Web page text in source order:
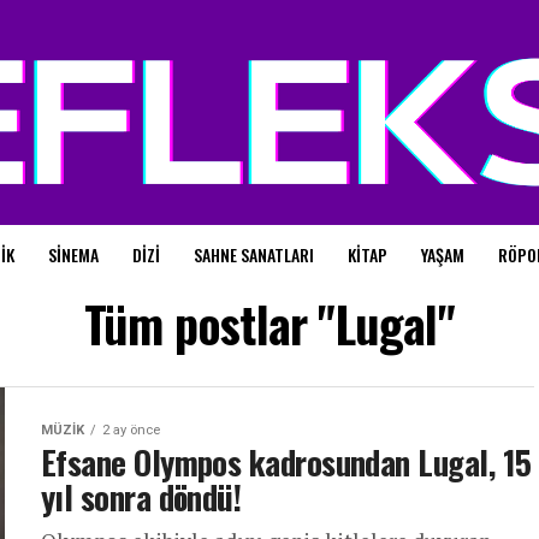
SINEMA DIZI SAHNE SANATLARI KITAP YAŞAM
Tüm postlar "Lugal"
MÜZIK 2 ay önce
Efsane Olympos kadrosundan Lugal, 15
yıl sonra döndü!